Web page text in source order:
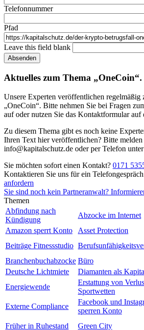
Telefonnummer
Pfad
Leave this field blank
Absenden
Aktuelles zum Thema „OneCoin“.
Unsere Experten veröffentlichen regelmäßig
„OneCoin“. Bitte nehmen Sie bei Fragen
auf oder nutzen Sie das Kontaktformular auf
Zu diesem Thema gibt es noch keine
Ihren Text hier veröffentlichen? Bitte
info@kapitalschutz.de oder per Telefon
Sie möchten sofort einen Kontakt? 0171
Kontaktieren Sie uns für ein
anfordern
Sie sind noch kein Partneranwalt?
Themen
Abfindung nach
Kündigung
Abzocke im Internet
Amazon sperrt Konto
Asset Protection
Beiträge Fitnessstudio
Branchenbuchabzocke Büro
Deutsche Lichtmiete
Diamanten als
Energiewende
Erstattung von
Sportwetten
Externe Compliance
Facebook und
sperren Konto
Früher in Ruhestand
Green City